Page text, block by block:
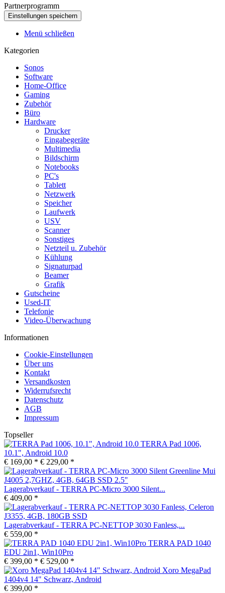
Partnerprogramm
Menü schließen
Kategorien
Sonos
Software
Home-Office
Gaming
Zubehör
Büro
Hardware
Drucker
Eingabegeräte
Multimedia
Bildschirm
Notebooks
PC's
Tablett
Netzwerk
Speicher
Laufwerk
USV
Scanner
Sonstiges
Netzteil u. Zubehör
Kühlung
Signaturpad
Beamer
Grafik
Gutscheine
Used-IT
Telefonie
Video-Überwachung
Informationen
Cookie-Einstellungen
Über uns
Kontakt
Versandkosten
Widerrufsrecht
Datenschutz
AGB
Impressum
Topseller
TERRA Pad 1006,
10.1", Android 10.0
€ 169,00 * € 229,00 *
Lagerabverkauf - TERRA PC-Micro 3000 Silent...
€ 409,00 *
Lagerabverkauf - TERRA PC-NETTOP 3030 Fanless,...
€ 559,00 *
TERRA PAD 1040
EDU 2in1, Win10Pro
€ 399,00 * € 529,00 *
Xoro MegaPad
1404v4 14" Schwarz, Android
€ 399,00 *